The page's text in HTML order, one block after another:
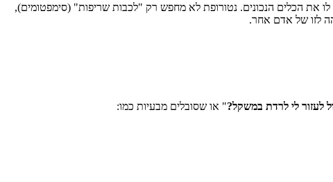
את הכלים הנכונים. נטורופת לא מחפש רק "לכבות שריפות" (סימפטומים),
לזו של אדם אחר.
לעזור לי לרדת במשקל?" או שסובלים מבעיות כמו: